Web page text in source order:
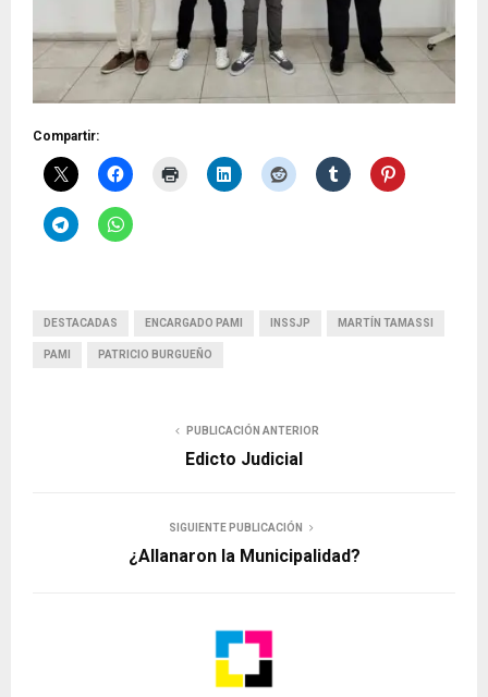
Compartir:
DESTACADAS ENCARGADO PAMI INSSJP MARTÍN TAMASSI
PAMI PATRICIO BURGUEÑO
PUBLICACIÓN ANTERIOR
Edicto Judicial
SIGUIENTE PUBLICACIÓN
¿Allanaron la Municipalidad?